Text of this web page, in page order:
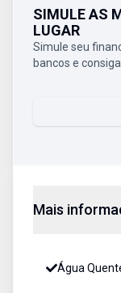
SIMULE AS
LUGAR
Simule seu
bancos e
Mais
Água